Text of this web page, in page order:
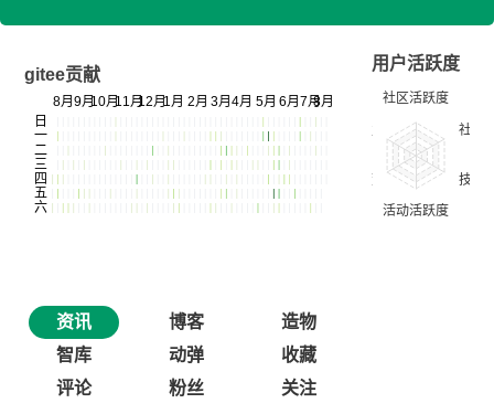
gitee贡献
用户活跃度
资讯 博客
造物
智库
动弹
收藏
评论
粉丝 关注